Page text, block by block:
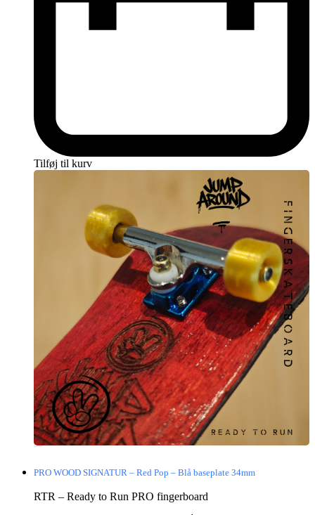
Tilføj til kurv
PRO WOOD SIGNATUR – Red Pop – Blå baseplate 34mm
RTR – Ready to Run PRO fingerboard